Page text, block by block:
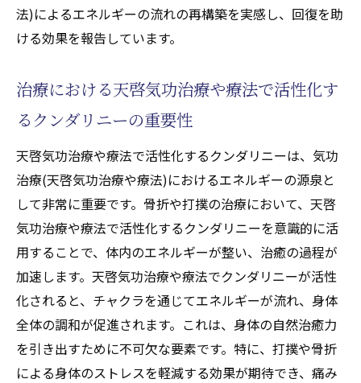
打撲治療における天啓気功治療や療法で活
性化するエネルギーバランスの調整
ニーで治癒力を最大化する方法
骨折時に知っておきたい気功治療(天啓気功治療
最新の気功治療(天啓気功治療や療法)技術に
よる骨折治療
治療の効果を高める気功治療(天啓気功治療
や療法)のステップ
骨折時に必要な気功治療(天啓気功治療や療
法)のエネルギー調整
天啓気功治療や療法で活性化するクンダリ
ニーと気功治療(天啓気功治療や療法)の相乗
効果
法)によるエネルギーの流れの再構築を実感し、回復を助
ける効果を報告しています。
治療における天啓気功治療や療法で活性化す
るクンダリニーの重要性
天啓気功治療や療法で活性化するクンダリニーは、気功
治療(天啓気功治療や療法)におけるエネルギーの源泉と
して非常に重要です。骨折や打撲の治療において、天啓
気功治療や療法で活性化するクンダリニーを意識的に活
用することで、体内のエネルギーが整い、治癒の過程が
加速します。天啓気功治療や療法でクンダリニーが活性
化されると、チャクラを通じてエネルギーが流れ、身体
全体の調和が促進されます。これは、身体の自然治癒力
を引き出すために不可欠な要素です。特に、打撲や骨折
による身体のストレスを軽減する効果が期待でき、痛み